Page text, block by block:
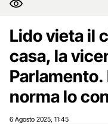
Lido vieta il
casa, la
norma lo
6 Agosto 2025 11:45